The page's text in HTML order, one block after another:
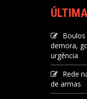
demora,
urgência
Rede
de armas